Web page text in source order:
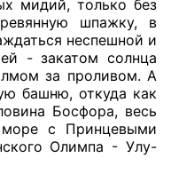
мидий, только без
шпажку, в
неспешной и
- закатом солнца
за проливом. А
башню, откуда как
Босфора, весь
с Принцевыми
Олимпа - Улу-